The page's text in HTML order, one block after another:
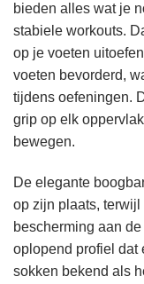
bieden alles wat je
stabiele workouts.
op je voeten
voeten bevorderd,
tijdens oefeningen.
grip op elk
bewegen.
De elegante
op zijn plaats,
bescherming aan
oplopend profiel dat
sokken bekend als